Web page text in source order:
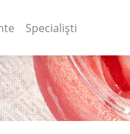
Specialiști